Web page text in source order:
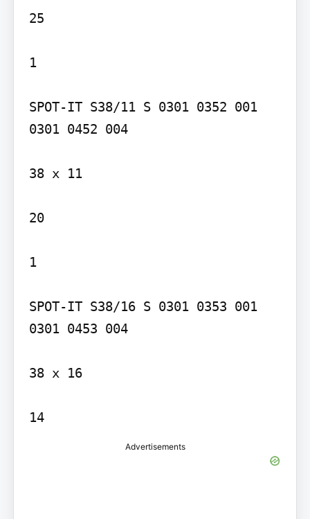
25
1
SPOT-IT S38/11 S 0301 0352 001
0301 0452 004
38 x 11
20
1
SPOT-IT S38/16 S 0301 0353 001
0301 0453 004
38 x 16
14
Advertisements